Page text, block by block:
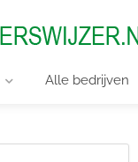
Alle bedrijven